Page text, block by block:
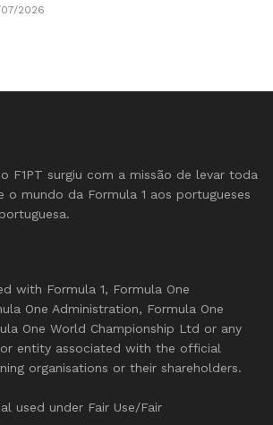
2026
F1PT surgiu com a missão de levar toda
o mundo da Formula 1 aos portugueses
with Formula 1, Formula One
One Administration, Formula One
One World Championship Ltd or any
entity associated with the official
organisations or their shareholders.
used under Fair Use/Fair